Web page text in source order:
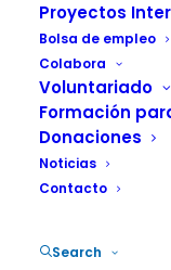
Proyectos
Bolsa de empleo
Colabora
Voluntariado
Formación
Donaciones
Noticias
Contacto
Search
abuso/